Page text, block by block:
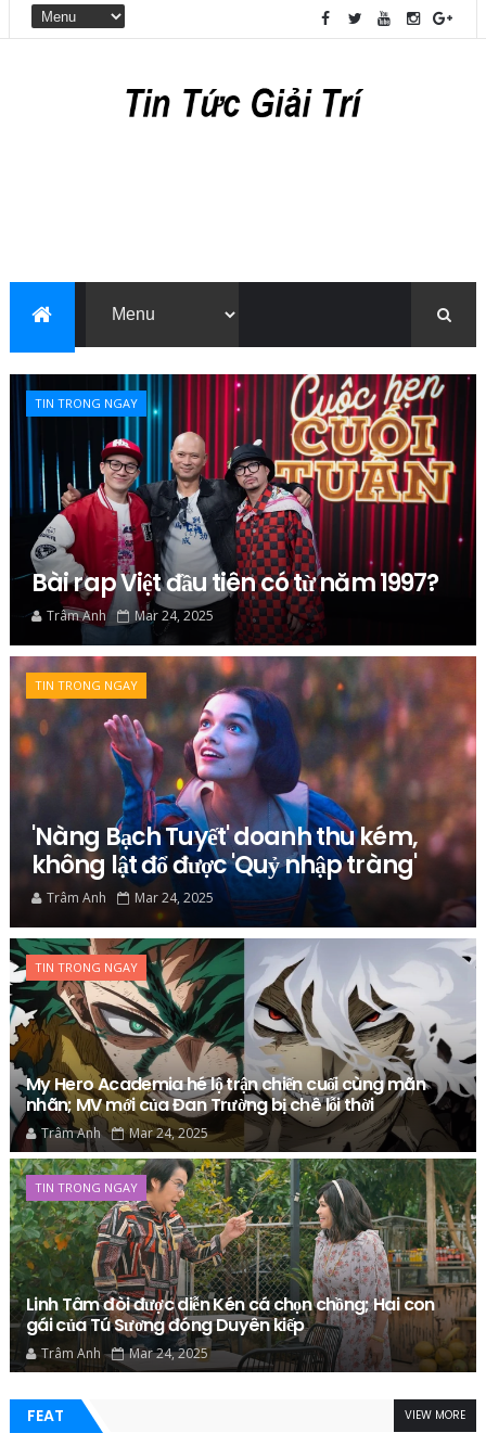
TIN TRONG NGAY
Bài rap Việt đầu tiên có từ năm 1997?
Trâm Anh Mar 24, 2025
TIN TRONG NGAY
'Nàng Bạch Tuyết' doanh thu kém,
không lật đổ được 'Quỷ nhập tràng'
Trâm Anh Mar 24, 2025
TIN TRONG NGAY
My Hero Academia hé lộ trận chiến cuối cùng mãn
nhãn; MV mới của Đan Trường bị chê lỗi thời
Trâm Anh Mar 24, 2025
TIN TRONG NGAY
Linh Tâm đòi được diễn Kén cá chọn chồng; Hai con
gái của Tú Sương đóng Duyên kiếp
Trâm Anh Mar 24, 2025
FEAT VIEW MORE